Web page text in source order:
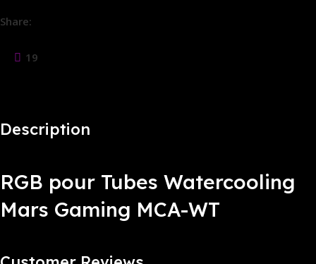
Share:
19
Description
RGB pour Tubes Watercooling
Mars Gaming MCA-WT